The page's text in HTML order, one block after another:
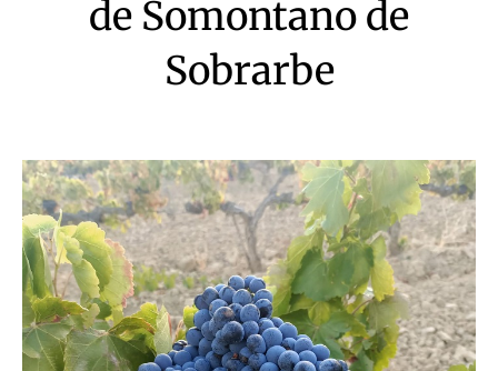
de Somontano de
Sobrarbe